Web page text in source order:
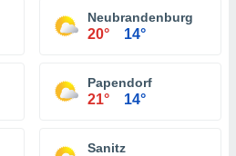
Neubrandenburg
20° 14°
Papendorf
21° 14°
Sanitz